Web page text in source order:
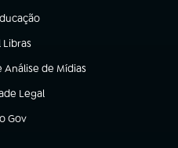
nova aba)
Libras
nova aba)
de Mídias
Legal
aba)
Gov
em nova aba)